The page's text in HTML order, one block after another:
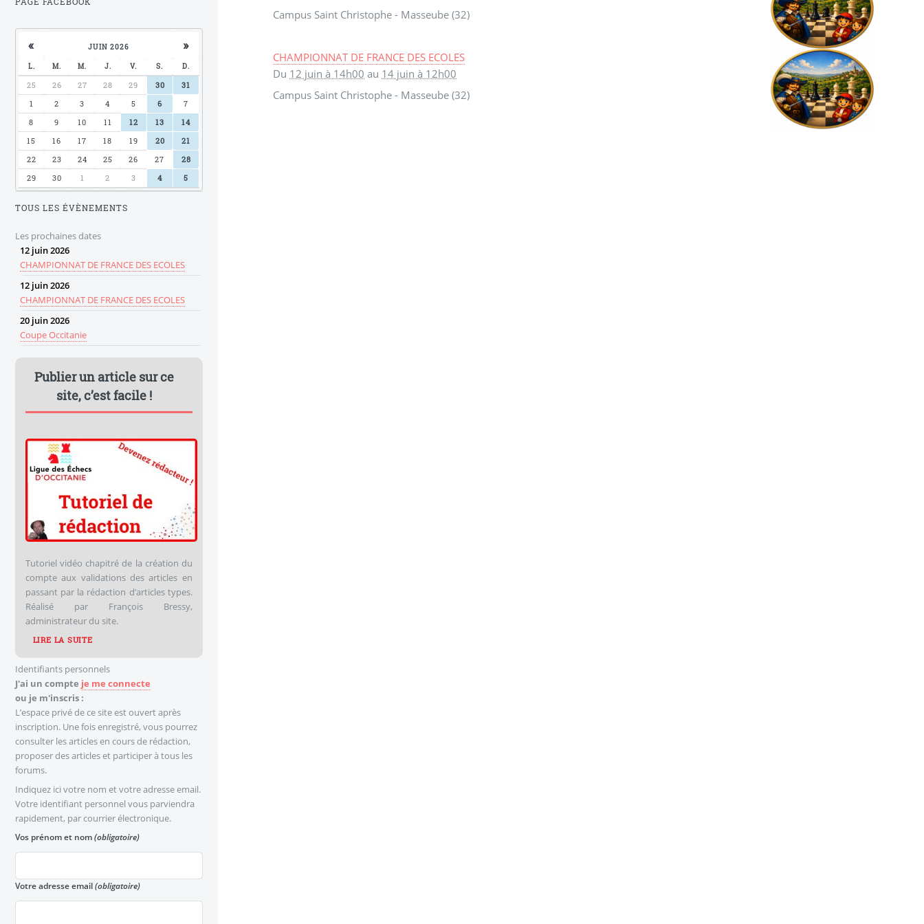
Campus Saint Christophe - Masseube (32)
CHAMPIONNAT DE FRANCE DES ECOLES
Du 12 juin à 14h00 au 14 juin à 12h00
Campus Saint Christophe - Masseube (32)
« JUIN 2026 »
L. M. M. J. V. S. D.
25 26 27 28 29 30
31
1
2 3 4 5 6
7
8
9 10 11 12 13
14
15
16 17 18 19 20
21
22
23 24 25 26 27
28
29
30 1 2 3 4 5
TOUS LES ÉVÈNEMENTS
Les prochaines dates
12 juin2026
CHAMPIONNAT DE FRANCE DES ECOLES
12 juin2026
CHAMPIONNAT DE FRANCE DES ECOLES
20 juin2026
Coupe Occitanie
Publier un article sur ce
site, c’est facile !
Tutoriel vidéo chapitré de la création du
compte aux validations des articles en
passant par la rédaction d’articles types.
Réalisé par François Bressy,
administrateur du site.
LIRE LA SUITE
J'ai un compte je me connecte
ou je m'inscris :
L’espace privé de ce site est ouvert après
inscription. Une fois enregistré, vous pourrez
consulter les articles en cours de rédaction,
proposer des articles et participer à tous les
forums.
Identifiants personnels
Indiquez ici votre nom et votre adresse email.
Votre identifiant personnel vous parviendra
rapidement, par courrier électronique.
Vos prénom et nom(obligatoire)
Votre adresse email(obligatoire)